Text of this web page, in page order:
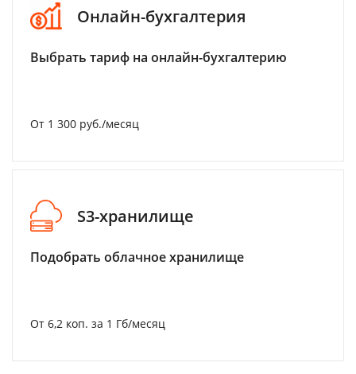
Онлайн-бухгалтерия
Выбрать тариф на онлайн-бухгалтерию
От 1 300 руб./месяц
S3-хранилище
Подобрать облачное хранилище
От 6,2 коп. за 1 Гб/месяц